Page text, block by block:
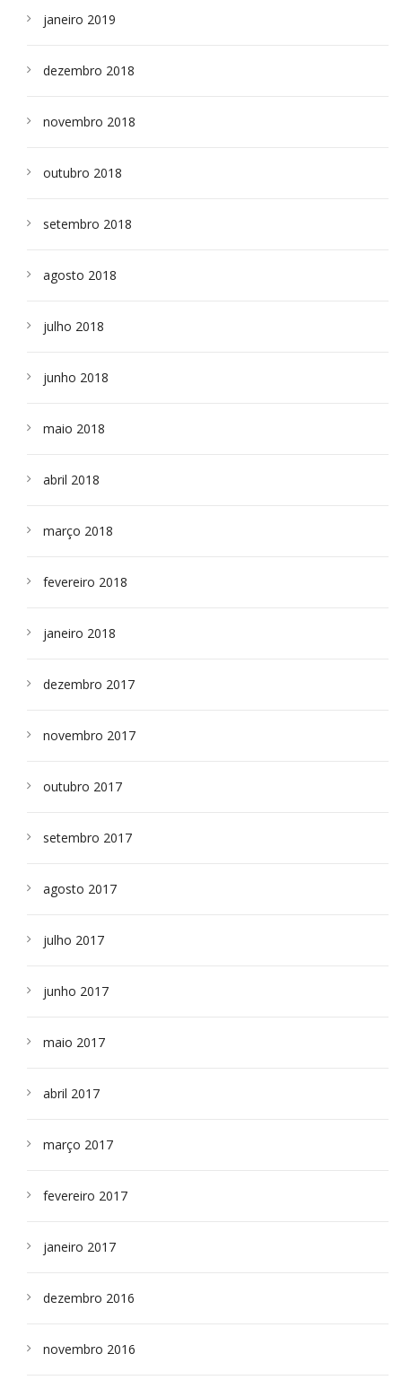
janeiro 2019
dezembro 2018
novembro 2018
outubro 2018
setembro 2018
agosto 2018
julho 2018
junho 2018
maio 2018
abril 2018
março 2018
fevereiro 2018
janeiro 2018
dezembro 2017
novembro 2017
outubro 2017
setembro 2017
agosto 2017
julho 2017
junho 2017
maio 2017
abril 2017
março 2017
fevereiro 2017
janeiro 2017
dezembro 2016
novembro 2016